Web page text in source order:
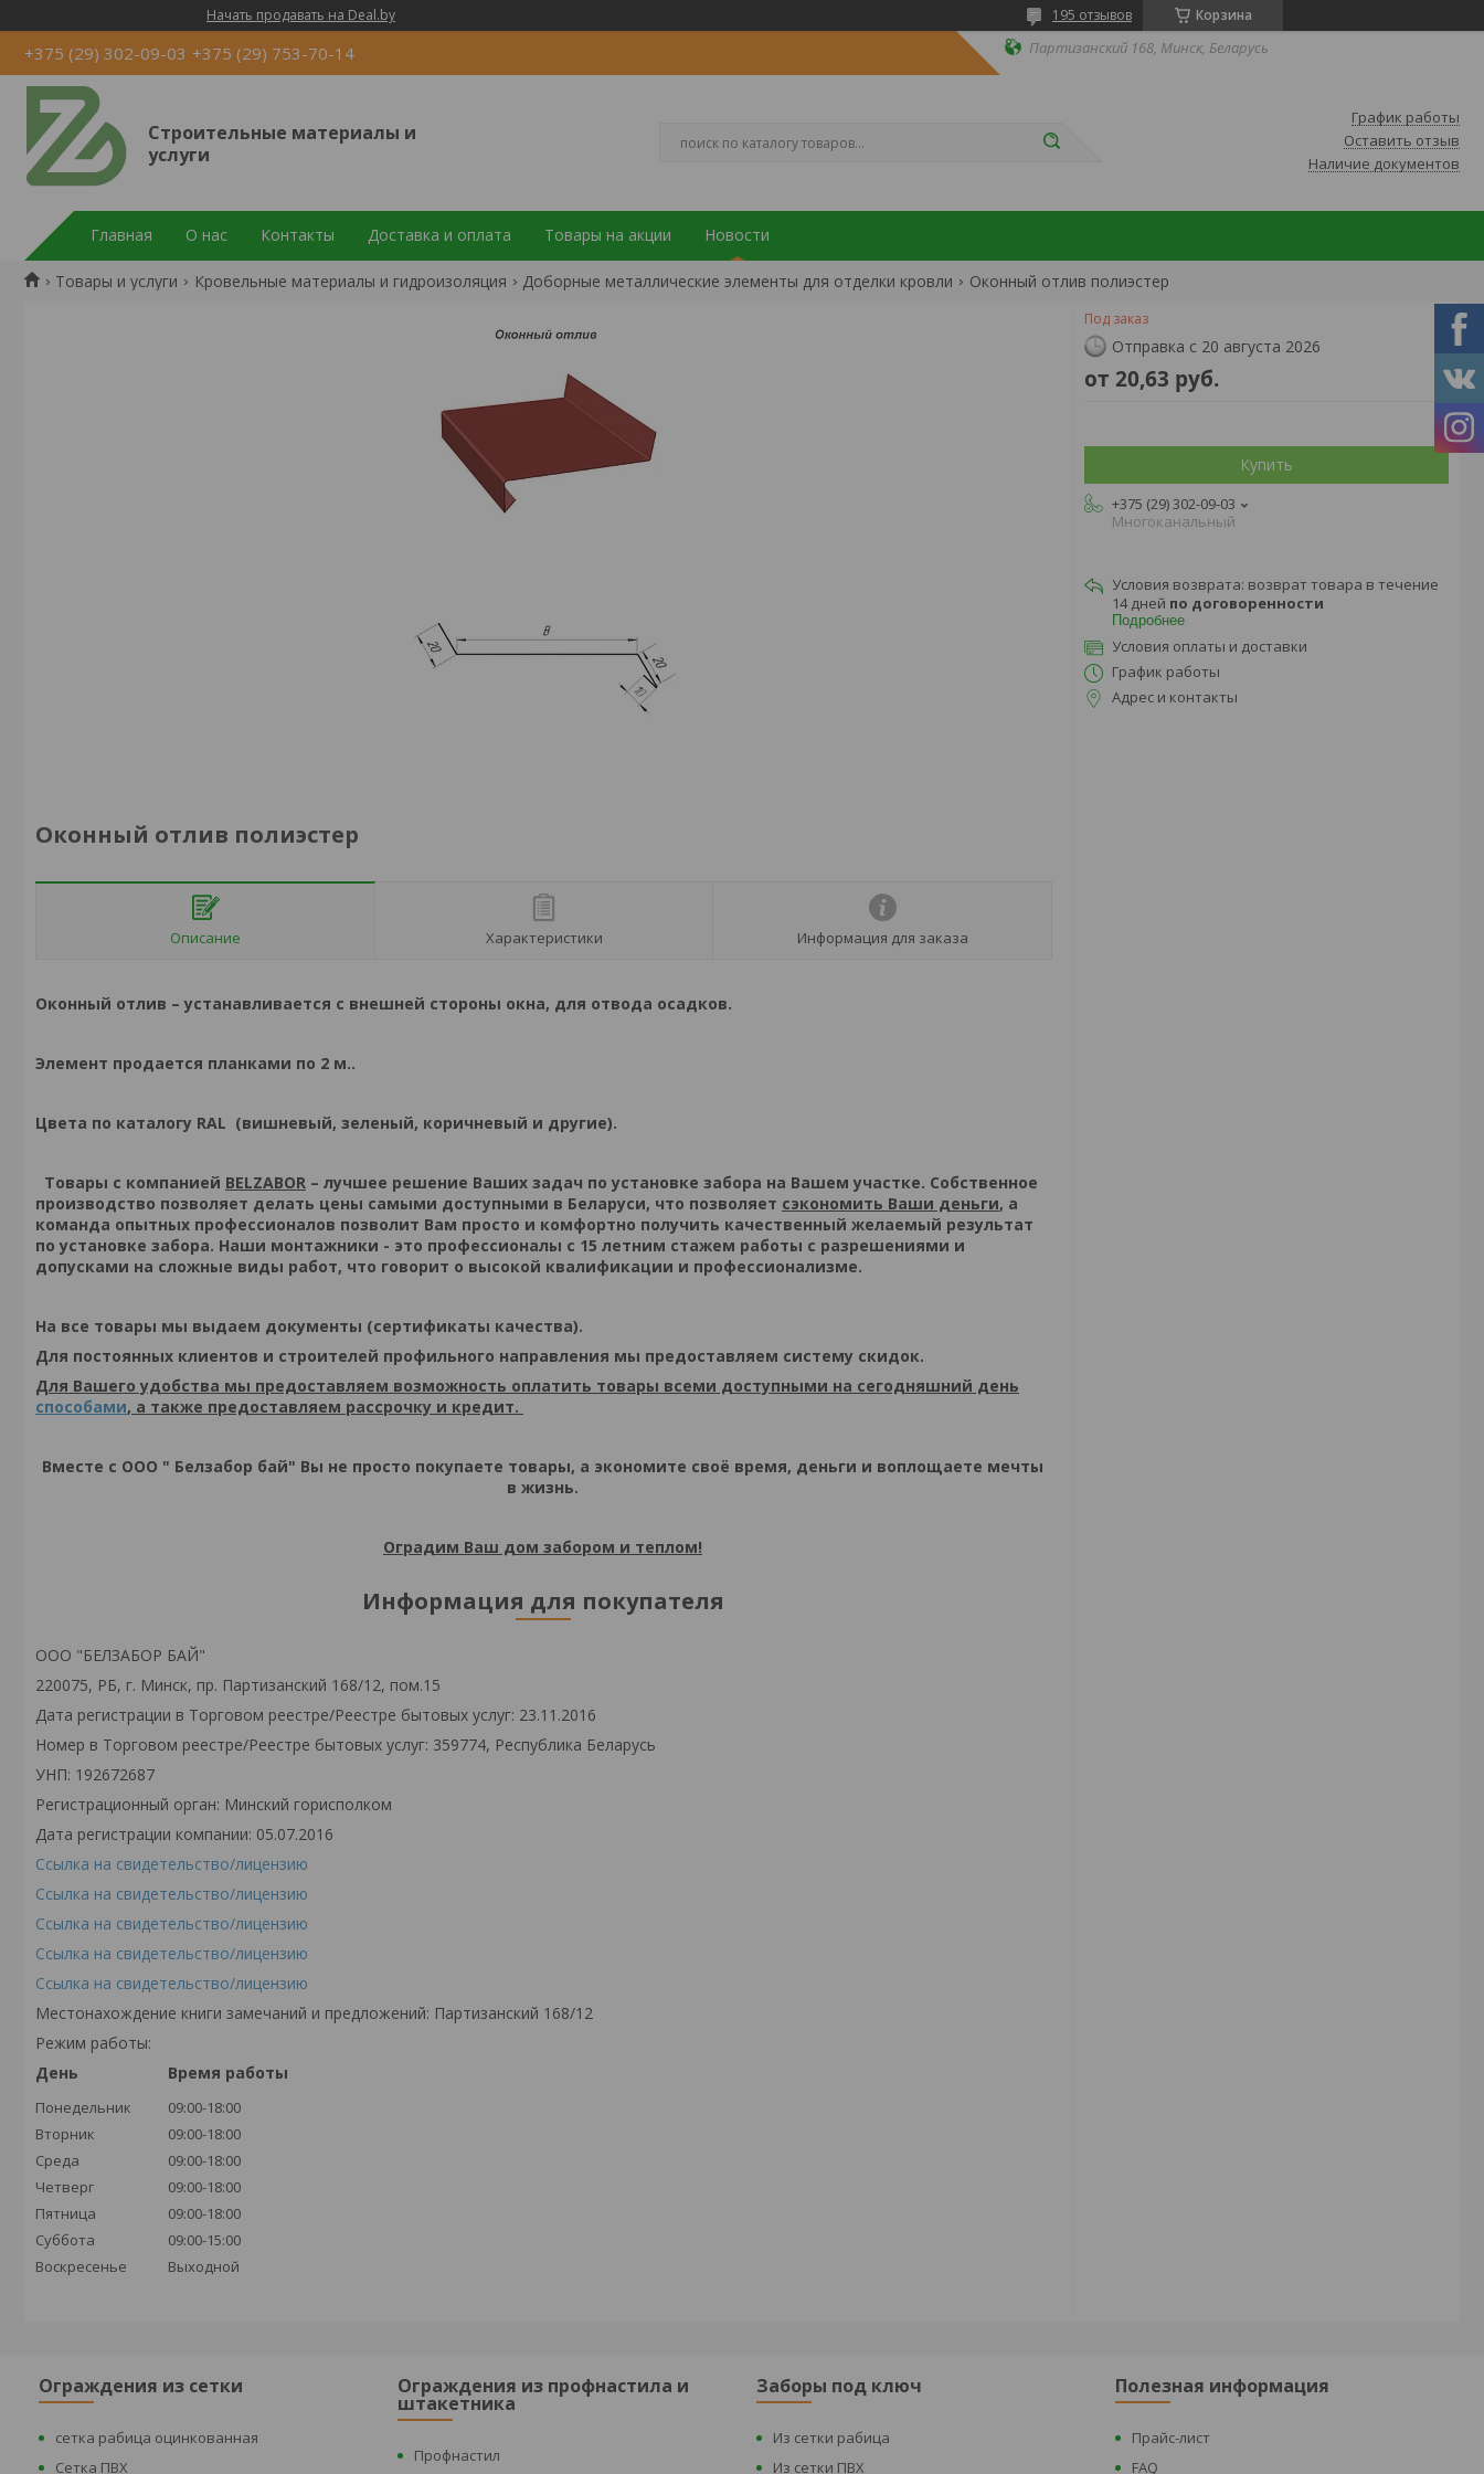
Начать продавать на Deal.by Корзина
195 отзывов
+375 (29) 302-09-03 +375 (29) 753-70-14 Партизанский 168, Минск, Беларусь
Строительные материалы и
услуги
График работы
Оставить отзыв
Наличие документов
Главная О нас Контакты Доставка и оплата Товары на акции Новости
Товары и услуги Кровельные материалы и гидроизоляция Доборные металлические элементы для отделки кровли Оконный отлив полиэстер
Оконный отлив полиэстер
Описание Характеристики Информация для заказа
Оконный отлив – устанавливается с внешней стороны окна, для отвода осадков.
Элемент продается планками по 2 м..
Цвета по каталогу RAL (вишневый, зеленый, коричневый и другие).
Товары с компанией BELZABOR – лучшее решение Ваших задач по установке забора на Вашем участке. Собственное
производство позволяет делать цены самыми доступными в Беларуси, что позволяет сэкономить Ваши деньги, а
команда опытных профессионалов позволит Вам просто и комфортно получить качественный желаемый результат
по установке забора. Наши монтажники - это профессионалы с 15 летним стажем работы с разрешениями и
допусками на сложные виды работ, что говорит о высокой квалификации и профессионализме.
На все товары мы выдаем документы (сертификаты качества).
Для постоянных клиентов и строителей профильного направления мы предоставляем систему скидок.
Для Вашего удобства мы предоставляем возможность оплатить товары всеми доступными на сегодняшний день
способами, а также предоставляем рассрочку и кредит.
Вместе с ООО " Белзабор бай" Вы не просто покупаете товары, а экономите своё время, деньги и воплощаете мечты
в жизнь.
Оградим Ваш дом забором и теплом!
Информация для покупателя
ООО "БЕЛЗАБОР БАЙ"
220075, РБ, г. Минск, пр. Партизанский 168/12, пом.15
Дата регистрации в Торговом реестре/Реестре бытовых услуг: 23.11.2016
Номер в Торговом реестре/Реестре бытовых услуг: 359774, Республика Беларусь
УНП: 192672687
Регистрационный орган: Минский горисполком
Дата регистрации компании: 05.07.2016
Ссылка на свидетельство/лицензию
Ссылка на свидетельство/лицензию
Ссылка на свидетельство/лицензию
Ссылка на свидетельство/лицензию
Ссылка на свидетельство/лицензию
Местонахождение книги замечаний и предложений: Партизанский 168/12
Режим работы:
День
Время работы
Понедельник
09:00-18:00
Вторник
09:00-18:00
Среда
09:00-18:00
Четверг
09:00-18:00
Пятница
09:00-18:00
Суббота
09:00-15:00
Воскресенье
Выходной
Под заказ
Отправка с 20 августа 2026
от 20,63 руб.
Купить
+375 (29) 302-09-03
Многоканальный
возврат товара в течение
14 дней по договоренности
Подробнее
Условия оплаты и доставки
График работы
Адрес и контакты
Ограждения из сетки
сетка рабица оцинкованная
Сетка ПВХ
Ограждения из профнастила и
штакетника
Профнастил
Заборы под ключ
Из сетки рабица
Из сетки ПВХ
Полезная информация
Прайс-лист
FAQ